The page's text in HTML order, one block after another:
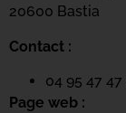
20600 Bastia
Contact :
04 95 47
Page web :